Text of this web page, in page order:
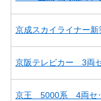
京成スカイライナー新
京阪テレビカー 3両
京王 5000系 4両セ